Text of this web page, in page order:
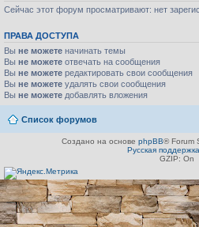
Сейчас этот форум просматривают: нет
ПРАВА ДОСТУПА
Вы не можете начинать темы
Вы не можете отвечать на сообщения
Вы не можете редактировать свои сообщения
Вы не можете удалять свои сообщения
Вы не можете добавлять вложения
Список форумов
Создано на основе phpBB® Forum
Русская
GZIP: On